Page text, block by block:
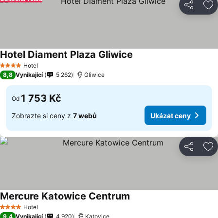
Sdílet
4 Počet hvězdiček
Hotel
Hotel Diament Plaza Gliwice
8,8 Vynikající 5 262 Gliwice
Od 1 753 Kč
Zobrazte si ceny z 7 webů Ukázat ceny
Sdílet
4 Počet hvězdiček
Hotel
Mercure Katowice Centrum
9,4 Vynikající 4 920 Katovice